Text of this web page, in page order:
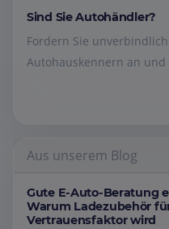
Sind Sie Autohändler?
Fordern Sie
Autohauskennern an und
Aus unserem Blog
Gute E-Auto-Beratung
Warum Ladezubehör
Vertrauensfaktor wird